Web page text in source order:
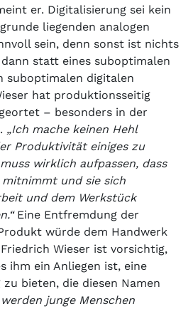
er. Digitalisierung sei kein
liegenden analogen
sein, denn sonst ist nichts
statt eines suboptimalen
suboptimalen digitalen
hat produktionsseitig
– besonders in der
„Ich mache keinen Hehl
Produktivität einiges zu
wirklich aufpassen, dass
und sie sich
und dem Werkstück
Eine Entfremdung der
würde dem Handwerk
Wieser ist vorsichtig,
ihm ein Anliegen ist, eine
bieten, die diesen Namen
werden junge Menschen